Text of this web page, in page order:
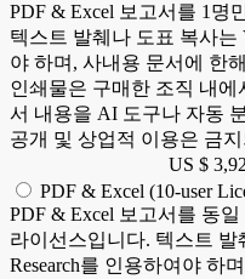
PDF & Excel 보고서를 1명
텍스트 발췌나 도표 복사는
야 하며, 사내용 문서에 한
인쇄물은 구매한 조직 내
서 내용을 AI 도구나 자동
공개 및 상업적 이용은 금
US $
PDF & Excel (10-user
PDF & Excel 보고서를 동
라이선스입니다. 텍스트 발
Research를 인용하여야 하